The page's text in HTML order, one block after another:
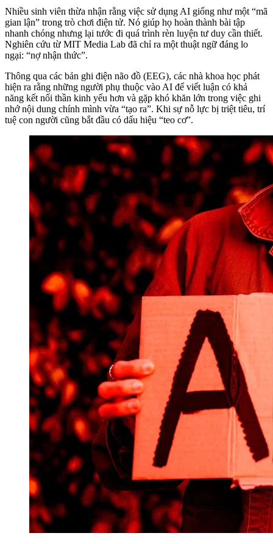
Nhiều sinh viên thừa nhận rằng việc sử dụng AI giống như một “mã
gian lận” trong trò chơi điện tử. Nó giúp họ hoàn thành bài tập
nhanh chóng nhưng lại tước đi quá trình rèn luyện tư duy cần thiết.
Nghiên cứu từ MIT Media Lab đã chỉ ra một thuật ngữ đáng lo
ngại: “nợ nhận thức”.
Thông qua các bản ghi điện não đồ (EEG), các nhà khoa học phát
hiện ra rằng những người phụ thuộc vào AI để viết luận có khả
năng kết nối thần kinh yếu hơn và gặp khó khăn lớn trong việc ghi
nhớ nội dung chính mình vừa “tạo ra”. Khi sự nỗ lực bị triệt tiêu, trí
tuệ con người cũng bắt đầu có dấu hiệu “teo cơ”.